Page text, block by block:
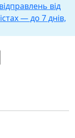
від
— до 7 днів,